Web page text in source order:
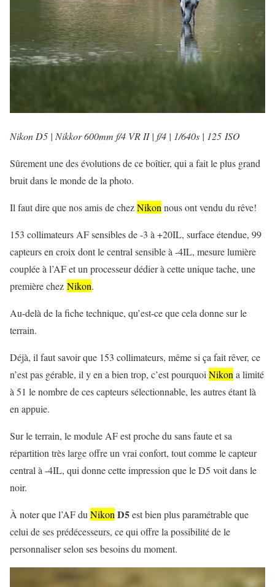
Nikon D5 | Nikkor 600mm f/4 VR II | f/4 | 1/640s | 125 ISO
Sûrement une des évolutions de ce boîtier, qui a fait le plus grand
bruit dans le monde de la photo.
Il faut dire que nos amis de chezNikonnous ont vendu du rêve!
153 collimateurs AF sensibles de -3 à +20IL, surface étendue, 99
capteurs en croix dont le central sensible à -4IL, mesure lumière
couplée à l’AF et un processeur dédier à cette unique tache, une
première chez Nikon.
Au-delà de la fiche technique, qu’est-ce que cela donne sur le
terrain.
Déjà, il faut savoir que 153 collimateurs, même si ça fait rêver, ce
n’est pas gérable, il y en a bien trop, c’est pourquoiNikona limité
à 51 le nombre de ces capteurs sélectionnable, les autres étant là
en appuie.
Sur le terrain, le module AF est proche du sans faute et sa
répartition très large offre un vrai confort, tout comme le capteur
central à -4IL, qui donne cette impression que le D5 voit dans le
noir.
À noter que l’AF duNikonD5est bien plus paramétrable que
celui de ses prédécesseurs, ce qui offre la possibilité de le
personnaliser selon ses besoins du moment.